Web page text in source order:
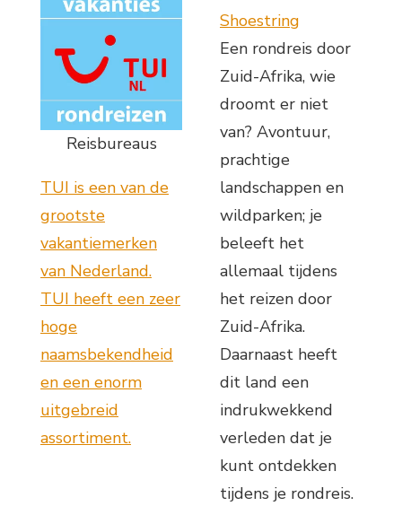
Reisbureaus
TUI is een van de
grootste
vakantiemerken
van Nederland.
TUI heeft een zeer
hoge
naamsbekendheid
en een enorm
uitgebreid
assortiment.
Shoestring
Een rondreis door
Zuid-Afrika, wie
droomt er niet
van? Avontuur,
prachtige
landschappen en
wildparken; je
beleeft het
allemaal tijdens
het reizen door
Zuid-Afrika.
Daarnaast heeft
dit land een
indrukwekkend
verleden dat je
kunt ontdekken
tijdens je rondreis.